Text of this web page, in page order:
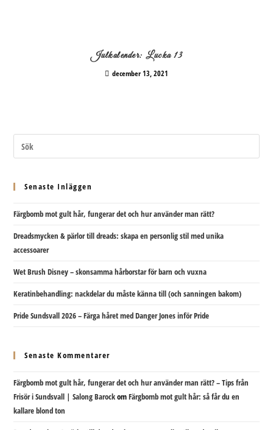
Julkalender: Lucka 13
december 13, 2021
Senaste Inläggen
Färgbomb mot gult hår, fungerar det och hur använder man rätt?
Dreadsmycken & pärlor till dreads: skapa en personlig stil med unika
accessoarer
Wet Brush Disney – skonsamma hårborstar för barn och vuxna
Keratinbehandling: nackdelar du måste känna till (och sanningen bakom)
Pride Sundsvall 2026 – Färga håret med Danger Jones inför Pride
Senaste Kommentarer
Färgbomb mot gult hår, fungerar det och hur använder man rätt? – Tips från
Frisör i Sundsvall | Salong BarockomFärgbomb mot gult hår: så får du en
kallare blond ton